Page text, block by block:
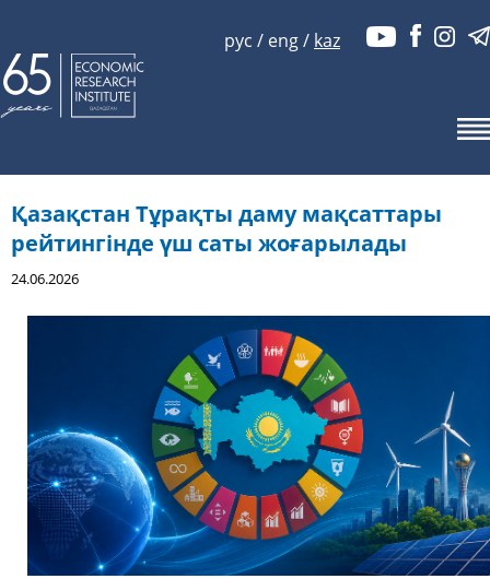
рус / eng/ kaz
Қазақстан Тұрақты даму мақсаттары
рейтингінде үш саты жоғарылады
24.06.2026